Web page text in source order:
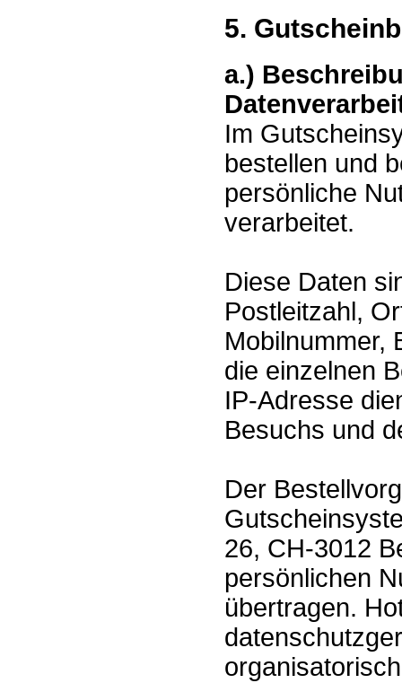
5.
a.)
Im
bestellen und
persönliche
verarbeitet.
Diese Daten
Postleitzahl,
Mobilnummer,
die einzelnen
IP-Adresse
Besuchs und
Der
26, CH-3012
persönlichen
übertragen.